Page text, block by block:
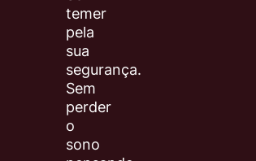
temer
pela
sua
segurança.
Sem
perder
o
sono